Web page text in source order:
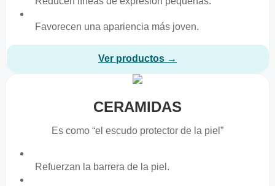
Favorecen una apariencia más joven.
Ver productos →
CERAMIDAS
Es como “el escudo protector de la piel”
Refuerzan la barrera de la piel.